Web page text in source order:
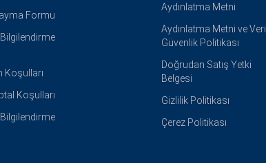
Formu
Koşulları
Koşulları
Aydınlatma Metni
Aydınlatma Metni ve Veri
Güvenlik Politikası
Doğrudan Satış Yetki
Belgesi
Gizlilik Politikası
Çerez Politikası